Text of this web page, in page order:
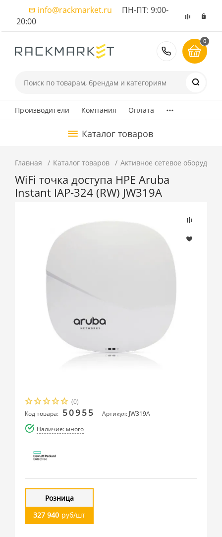
info@rackmarket.ru ПН-ПТ: 9:00-
20:00
8 (495)
0
Производители Компания Оплата ...
Каталог товаров
Главная Каталог товаров Активное сетевое
WiFi точка доступа HPE Aruba
Instant IAP-324 (RW) JW319A
(0)
Код товара: 50955
Артикул: JW319A
Наличие: много
Розница
327 940 руб/шт